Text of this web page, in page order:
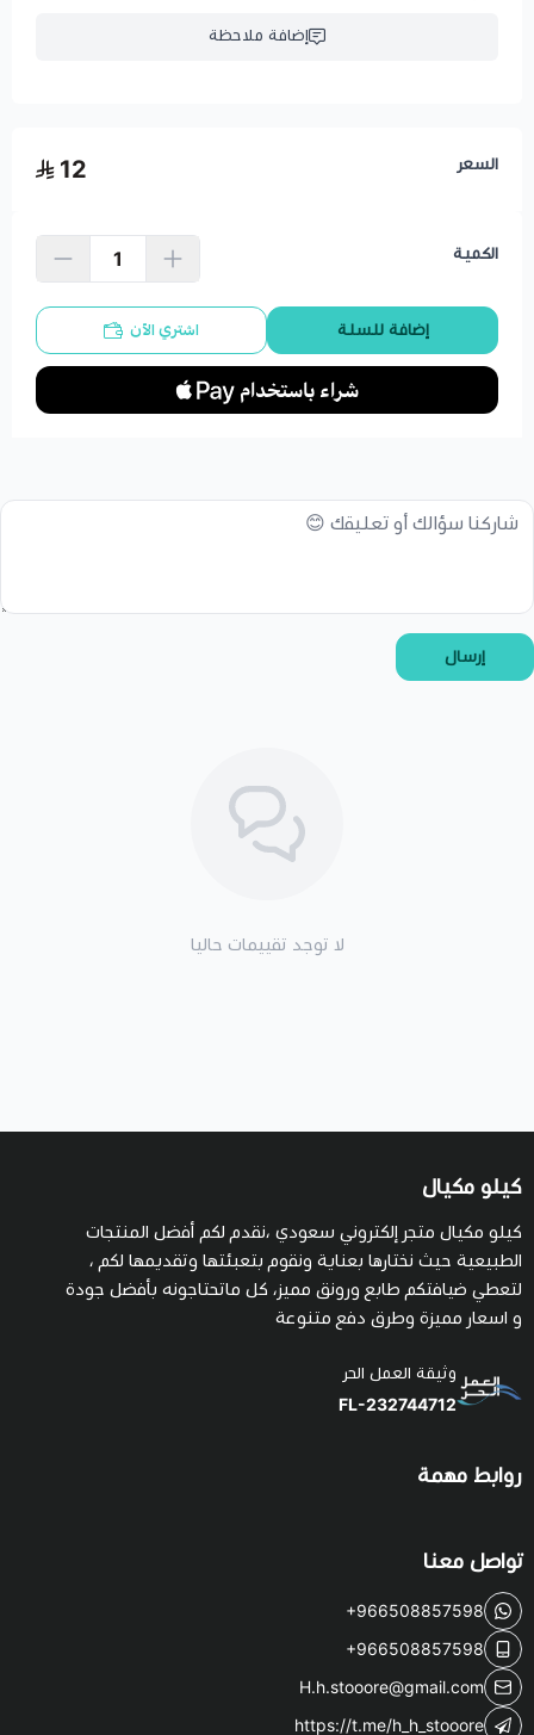
إضافة ملاحظة
السعر 12
الكمية
إضافة للسلة اشتري الآن
إرسال
لا توجد تقييمات حاليا
كيلو مكيال
كيلو مكيال متجر إلكتروني سعودي ،نقدم لكم أفضل المنتجات
الطبيعية حيث نختارها بعناية ونقوم بتعبئتها وتقديمها لكم ،
لتعطي ضيافتكم طابع ورونق مميز، كل ماتحتاجونه بأفضل جودة
و اسعار مميزة وطرق دفع متنوعة
وثيقة العمل الحر
FL-232744712
روابط مهمة
تواصل معنا
+966508857598
+966508857598
H.h.stooore@gmail.com
https://t.me/h_h_stooore